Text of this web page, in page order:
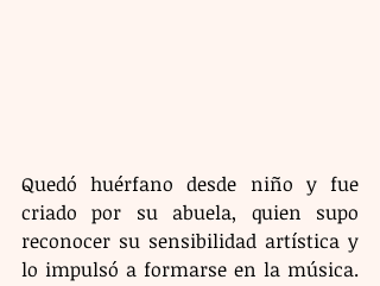
Quedó huérfano desde niño y fue
criado por su abuela, quien supo
reconocer su sensibilidad artística y
lo impulsó a formarse en la música.